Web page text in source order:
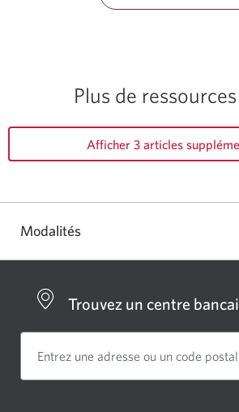
Plus de
Afficher 3 articles
Modalités
Trouvez un centre